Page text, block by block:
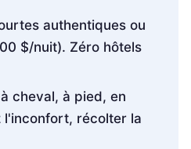
authentiques ou
$/nuit). Zéro hôtels
cheval, à pied, en
l'inconfort, récolter la